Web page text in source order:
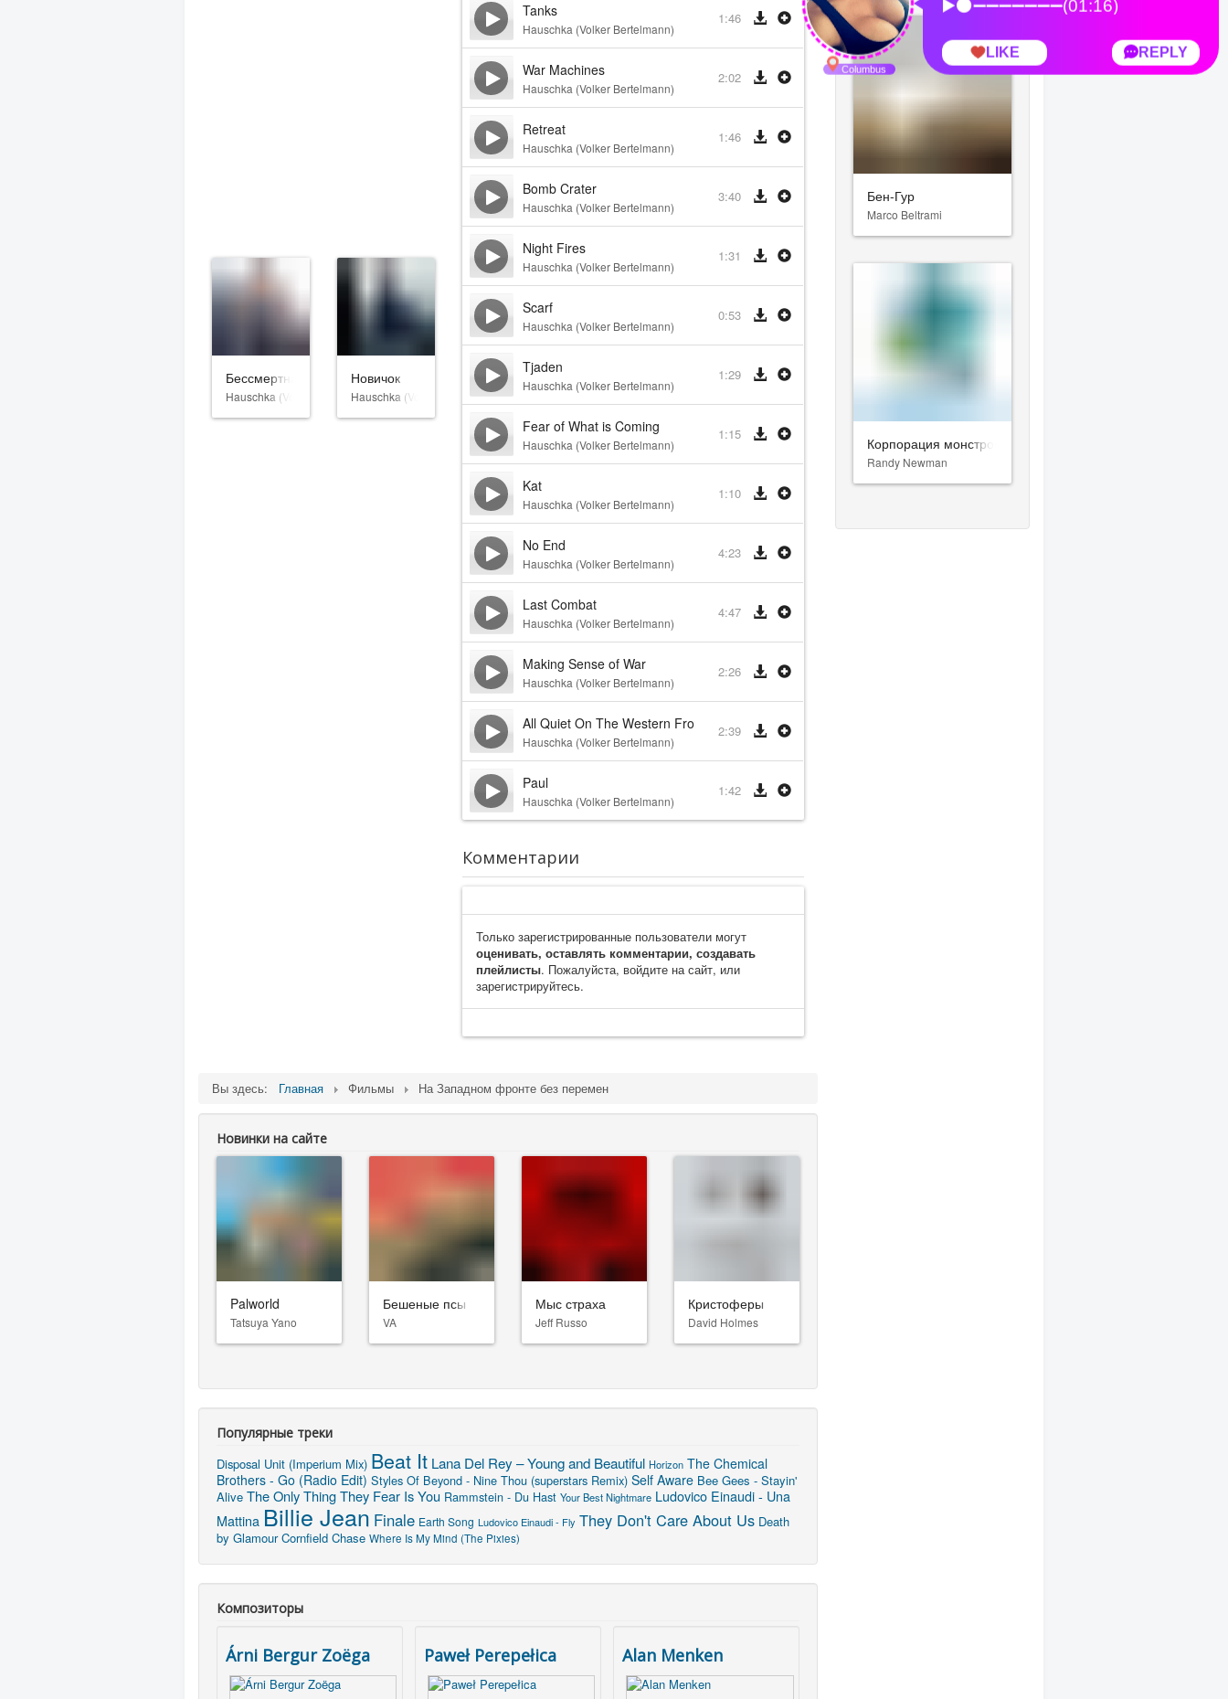
Бессмертная гвардия
Hauschka (Volker Bertelmann)
Новичок
Hauschka (Volker Bertelmann)
Tanks
Hauschka (Volker Bertelmann)
1:46
War Machines
Hauschka (Volker Bertelmann)
2:02
Retreat
Hauschka (Volker Bertelmann)
1:46
Bomb Crater
Hauschka (Volker Bertelmann)
3:40
Night Fires
Hauschka (Volker Bertelmann)
1:31
Scarf
Hauschka (Volker Bertelmann)
0:53
Tjaden
Hauschka (Volker Bertelmann)
1:29
Fear of What is Coming
Hauschka (Volker Bertelmann)
1:15
Kat
Hauschka (Volker Bertelmann)
1:10
No End
Hauschka (Volker Bertelmann)
4:23
Last Combat
Hauschka (Volker Bertelmann)
4:47
Making Sense of War
Hauschka (Volker Bertelmann)
2:26
All Quiet On The Western Front
Hauschka (Volker Bertelmann)
2:39
Paul
Hauschka (Volker Bertelmann)
1:42
Комментарии
Только зарегистрированные пользователи могут
оценивать, оставлять комментарии, создавать
плейлисты. Пожалуйста, войдите на сайт, или
зарегистрируйтесь.
Вы здесь: Главная Фильмы На Западном фронте без перемен
Новинки на сайте
Palworld
Tatsuya Yano
Бешеные псы
VA
Мыс страха
Jeff Russo
Кристоферы
David Holmes
Популярные треки
Disposal Unit (Imperium Mix) Beat It Lana Del Rey – Young and Beautiful Horizon The Chemical
Brothers - Go (Radio Edit) Styles Of Beyond - Nine Thou (superstars Remix) Self Aware Bee Gees - Stayin'
Alive The Only Thing They Fear Is You Rammstein - Du Hast Your Best Nightmare Ludovico Einaudi - Una
Mattina Billie Jean Finale Earth Song Ludovico Einaudi - Fly They Don't Care About Us Death
by Glamour Cornfield Chase Where Is My Mind (The Pixies)
Композиторы
Árni Bergur Zoëga Paweł Perepełica Alan Menken
Бен-Гур
Marco Beltrami
Корпорация монстров
Randy Newman